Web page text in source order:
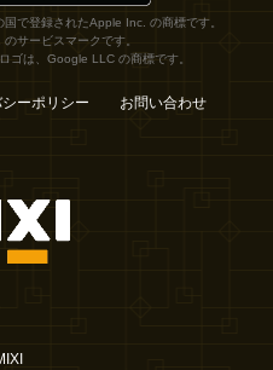
で登録されたApple Inc. の商標です。
サービスマークです。
は、Google LLC の商標です。
ーポリシー お問い合わせ